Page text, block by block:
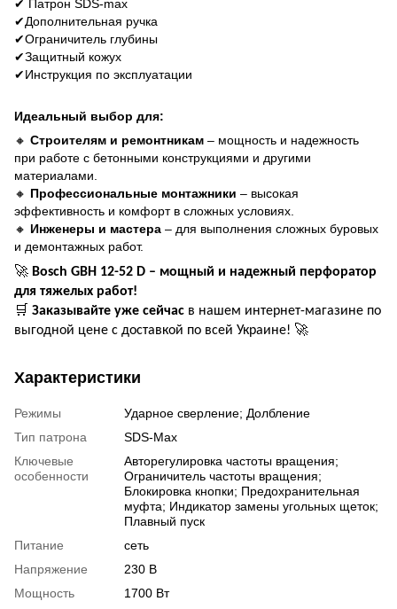
✔ Патрон SDS-max
✔Дополнительная ручка
✔Ограничитель глубины
✔Защитный кожух
✔Инструкция по эксплуатации
Идеальный выбор для:
🔸 Строителям и ремонтникам – мощность и надежность
при работе с бетонными конструкциями и другими
материалами.
🔸 Профессиональные монтажники – высокая
эффективность и комфорт в сложных условиях.
🔸 Инженеры и мастера – для выполнения сложных буровых
и демонтажных работ.
🚀 Bosch GBH 12-52 D – мощный и надежный перфоратор
для тяжелых работ!
🛒 Заказывайте уже сейчас в нашем интернет-магазине по
выгодной цене с доставкой по всей Украине! 🚀
Характеристики
Режимы
Ударное сверление; Долбление
Тип патрона
SDS-Max
Ключевые
особенности
Авторегулировка частоты вращения;
Ограничитель частоты вращения;
Блокировка кнопки; Предохранительная
муфта; Индикатор замены угольных щеток;
Плавный пуск
Питание
сеть
Напряжение
230 В
Мощность
1700 Вт